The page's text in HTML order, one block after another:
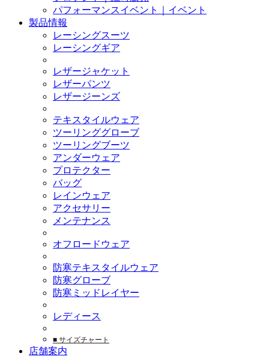
パフォーマンスイベント｜イベント
製品情報
レーシングスーツ
レーシングギア
レザージャケット
レザーパンツ
レザージーンズ
テキスタイルウェア
ツーリンググローブ
ツーリングブーツ
アンダーウェア
プロテクター
バッグ
レインウェア
アクセサリー
メンテナンス
オフロードウェア
防寒テキスタイルウェア
防寒グローブ
防寒ミッドレイヤー
レディース
■ サイズチャート
店舗案内